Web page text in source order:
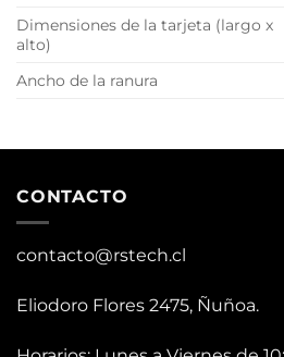
Dimensiones de la tarjeta (largo x
alto)
Ancho de la ranura
CONTACTO
contacto@rstech.cl
Eliodoro Flores 2475, Ñuñoa.